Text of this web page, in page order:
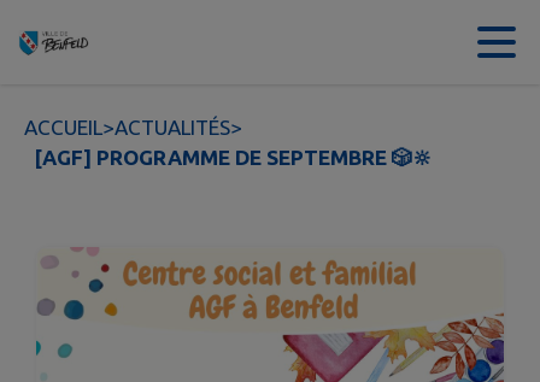
Contenu
ACCUEIL>ACTUALITÉS>
[AGF] PROGRAMME DE SEPTEMBRE 🎲🔆